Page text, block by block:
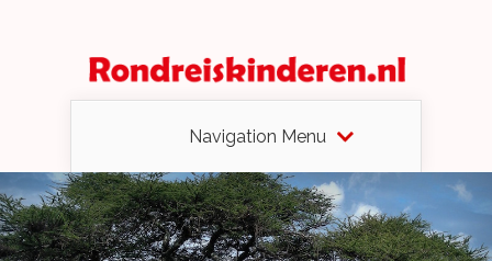
Navigation Menu